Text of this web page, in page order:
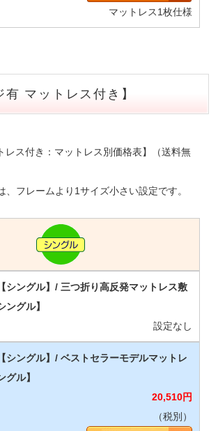
マットレス1枚仕様
ジ有 マットレス付き】
レス付き：マットレス別価格表】（送料無
フレームより1サイズ小さい設定です。
設定なし
20,510円
（税別）